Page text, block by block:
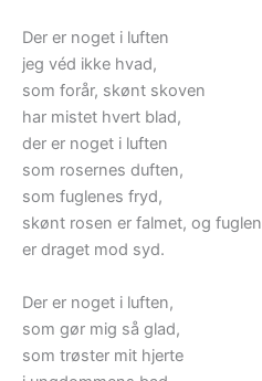
Der er noget i luften
jeg véd ikke hvad,
som forår, skønt skoven
har mistet hvert blad,
der er noget i luften
som rosernes duften,
som fuglenes fryd,
skønt rosen er falmet, og fuglen
er draget mod syd.
Der er noget i luften,
som gør mig så glad,
som trøster mit hjerte